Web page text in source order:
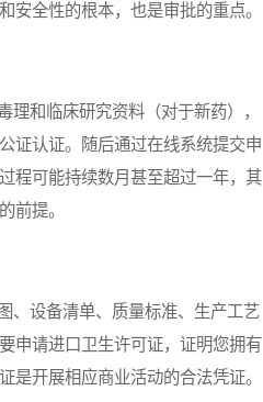
安全性的根本，也是审批的重点。
和临床研究资料（对于新药），
证认证。随后通过在线系统提交申
程可能持续数月甚至超过一年，其
前提。
设备清单、质量标准、生产工艺
申请进口卫生许可证，证明您拥有
是开展相应商业活动的合法凭证。